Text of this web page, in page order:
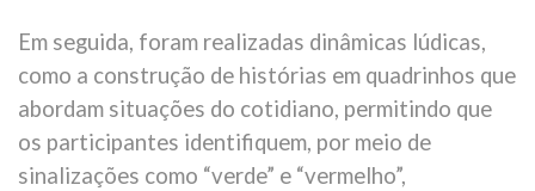
Em seguida, foram realizadas dinâmicas lúdicas,
como a construção de histórias em quadrinhos que
abordam situações do cotidiano, permitindo que
os participantes identifiquem, por meio de
sinalizações como “verde” e “vermelho”,